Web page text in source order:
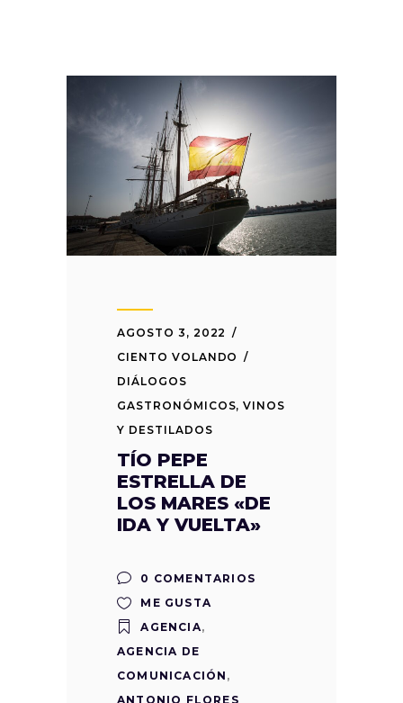
AGOSTO 3, 2022
CIENTO VOLANDO
DIÁLOGOS
GASTRONÓMICOS,VINOS
Y DESTILADOS
TÍO PEPE
ESTRELLA DE
LOS MARES «DE
IDA Y VUELTA»
0 COMENTARIOS
ME GUSTA
AGENCIA,
AGENCIA DE
COMUNICACIÓN ,
ANTONIO FLORES